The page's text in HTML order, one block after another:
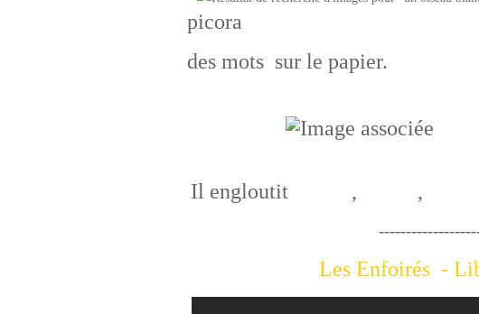
picora
des mots sur le papier.
Il engloutit , ,
Les Enfoirés -